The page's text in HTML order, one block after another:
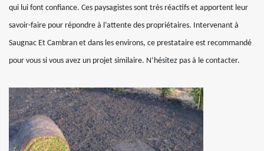
qui lui font confiance. Ces paysagistes sont très réactifs et apportent leur
savoir-faire pour répondre à l’attente des propriétaires. Intervenant à
Saugnac Et Cambran et dans les environs, ce prestataire est recommandé
pour vous si vous avez un projet similaire. N’hésitez pas à le contacter.